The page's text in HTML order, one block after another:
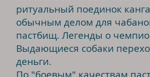
ритуальный поединок
обычным делом для
пастбищ. Легенды о
Выдающиеся собаки
деньги.